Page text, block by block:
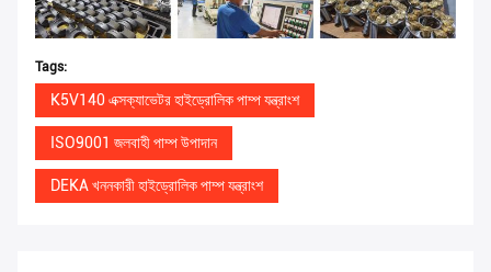
Tags:
K5V140 এক্সক্যাভেটর হাইড্রোলিক পাম্প যন্ত্রাংশ
ISO9001 জলবাহী পাম্প উপাদান
DEKA খননকারী হাইড্রোলিক পাম্প যন্ত্রাংশ